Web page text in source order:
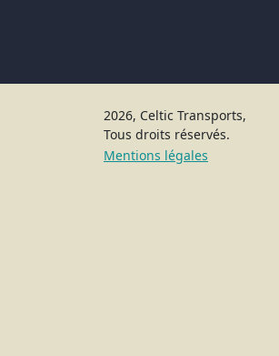
2026, Celtic Transports,
Tous droits réservés.
Mentions légales